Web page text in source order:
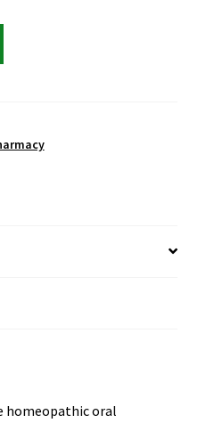
homeopathic oral